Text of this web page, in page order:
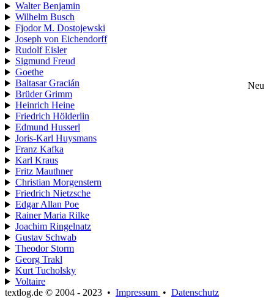
Walter Benjamin
Wilhelm Busch
Fjodor M. Dostojewski
Joseph von Eichendorff
Rudolf Eisler
Sigmund Freud
Goethe
Baltasar Gracián
Neu
Brüder Grimm
Heinrich Heine
Friedrich Hölderlin
Edmund Husserl
Joris-Karl Huysmans
Franz Kafka
Karl Kraus
Fritz Mauthner
Christian Morgenstern
Friedrich Nietzsche
Edgar Allan Poe
Rainer Maria Rilke
Joachim Ringelnatz
Gustav Schwab
Theodor Storm
Georg Trakl
Kurt Tucholsky
Voltaire
textlog.de © 2004 - 2023 • Impressum • Datenschutz